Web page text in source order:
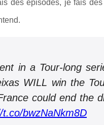
des épisodes, je fais
in a Tour-long
WILL win the
could end the
bwzNaNkm8D